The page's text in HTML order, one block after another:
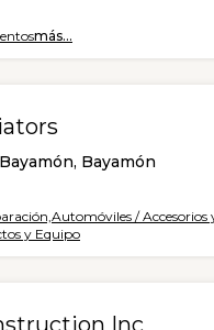
más...
Bayamón
Automóviles / Accesorios
y Equipo
Inc